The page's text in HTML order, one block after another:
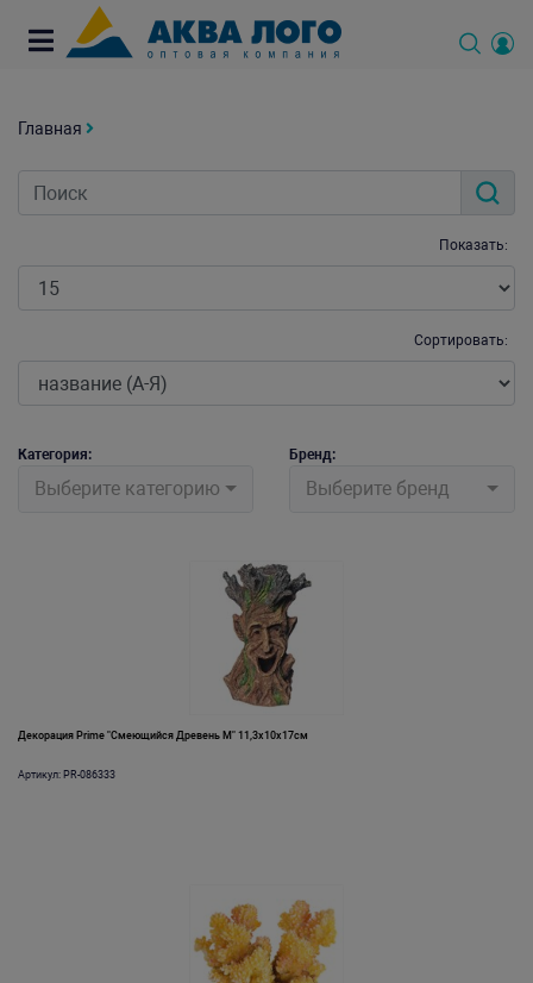
Главная
Показать:
Сортировать:
Категория:
Выберите категорию
Бренд:
Выберите бренд
Декорация Prime "Смеющийся Древень М" 11,3х10х17см
Артикул: PR-086333